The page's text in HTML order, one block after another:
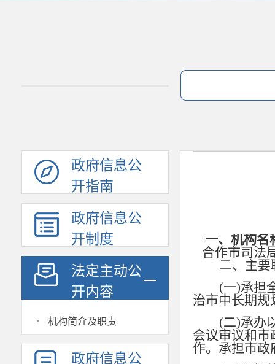
政府信息公
开指南
政府信息公
开制度
法定主动公
开内容
· 机构简介及职责
政府信息公
一、机构名
合作市司法
二、主要
(一)承担
治市中长期规
(二)承办
会议审议和市
作。承担市政